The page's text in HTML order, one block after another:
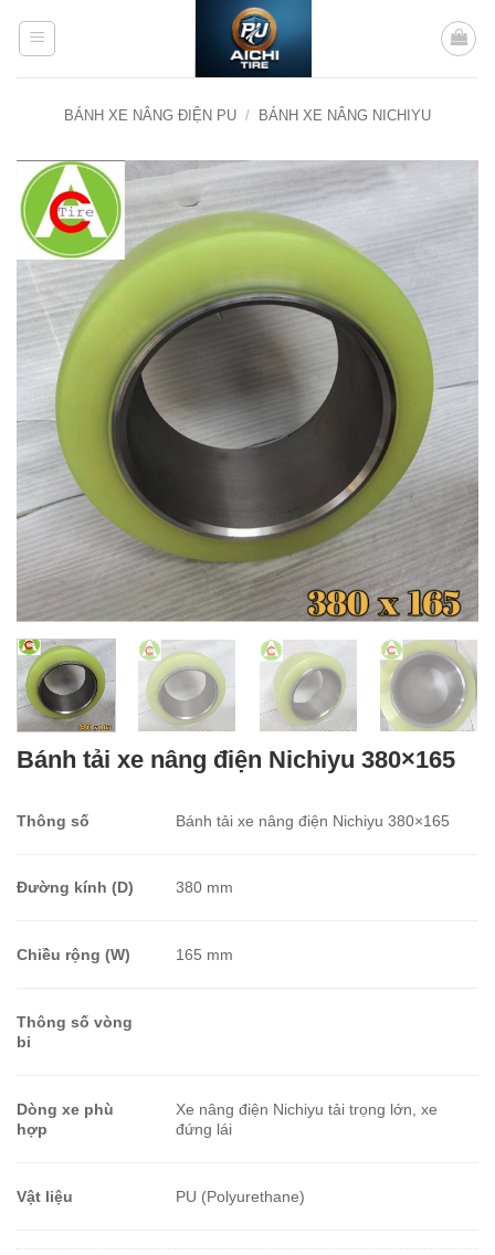
BÁNH XE NÂNG ĐIỆN PU / BÁNH XE NÂNG NICHIYU
Bánh tải xe nâng điện Nichiyu 380×165
Thông số Bánh tải xe nâng điện Nichiyu 380×165
Đường kính (D) 380 mm
Chiều rộng (W) 165 mm
Thông số vòng
bi
Dòng xe phù
hợp
Xe nâng điện Nichiyu tải trọng lớn, xe
đứng lái
Vật liệu PU (Polyurethane)